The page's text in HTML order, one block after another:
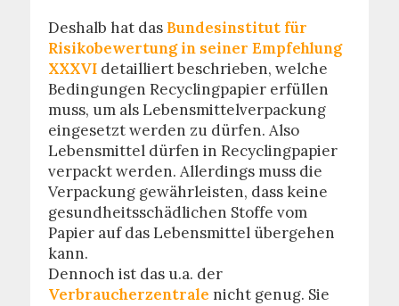
Deshalb hat das Bundesinstitut für
Risikobewertung in seiner Empfehlung
XXXVIdetailliert beschrieben, welche
Bedingungen Recyclingpapier erfüllen
muss, um als Lebensmittelverpackung
eingesetzt werden zu dürfen. Also
Lebensmittel dürfen in Recyclingpapier
verpackt werden. Allerdings muss die
Verpackung gewährleisten, dass keine
gesundheitsschädlichen Stoffe vom
Papier auf das Lebensmittel übergehen
kann.
Dennoch ist das u.a. der
Verbraucherzentrale nicht genug. Sie